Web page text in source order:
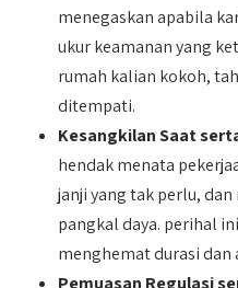
menegaskan apabila
ukur keamanan yang
rumah kalian kokoh,
ditempati.
Kesangkilan Saat
hendak menata
janji yang tak perlu,
pangkal daya. perihal
menghemat durasi dan
Pemuasan Regulasi